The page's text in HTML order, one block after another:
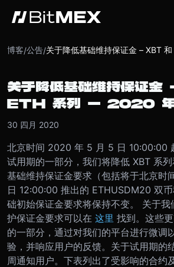
博客/公告/
关于降低基础维持保证
ETH 系列 – 2020
30 四月 2020
北京时间 2020 年 5 月 5 日 10:00:00
试用期的一部分，我们将降低 XBT 系
基础维持保证金要求（包括将于北京
日 12:00:00 推出的 ETHUSDM20 双
础初始保证金要求将保持不变。 关于我
护保证金要求可以在 这里 找到。 这些
的一部分，通过对我们的平台进行微调
验，并响应用户的反馈。关于试用期的
周通知用户。 下表列出了受影响的合约